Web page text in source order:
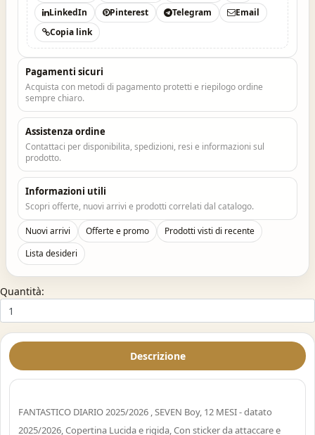
LinkedIn
Pinterest Telegram
Email
Copia link
Pagamenti sicuri
Acquista con metodi di pagamento protetti e riepilogo ordine
sempre chiaro.
Assistenza ordine
Contattaci per disponibilita, spedizioni, resi e informazioni sul
prodotto.
Informazioni utili
Scopri offerte, nuovi arrivi e prodotti correlati dal catalogo.
Nuovi arrivi Offerte e promo
Prodotti visti di recente
Lista desideri
Quantità:
Descrizione
FANTASTICO DIARIO 2025/2026 , SEVEN Boy, 12 MESI - datato
2025/2026, Copertina Lucida e rigida, Con sticker da attaccare e